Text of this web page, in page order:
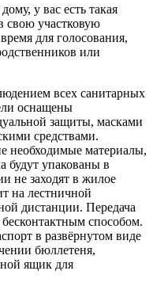
у вас есть такая
свою участковую
для голосования,
или
всех санитарных
оснащены
защиты, масками
средствами.
необходимые материалы,
будут упакованы в
не заходят в жилое
на лестничной
дистанции. Передача
способом.
в развёрнутом виде
бюллетеня,
ящик для